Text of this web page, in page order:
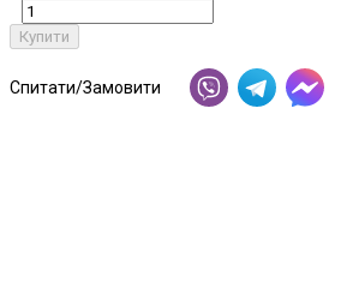
Купити
Спитати/Замовити